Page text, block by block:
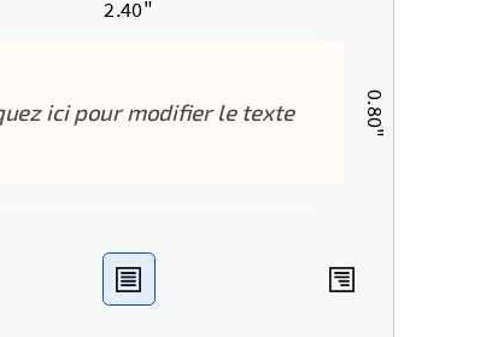
2.40"
0.80"